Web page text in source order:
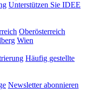
Unterstützen Sie IDEE
Oberösterreich
Wien
Häufig gestellte
Newsletter abonnieren